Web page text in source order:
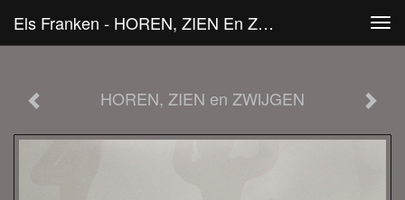
Els Franken - HOREN, ZIEN En ZWIJGEN
HOREN, ZIEN en ZWIJGEN